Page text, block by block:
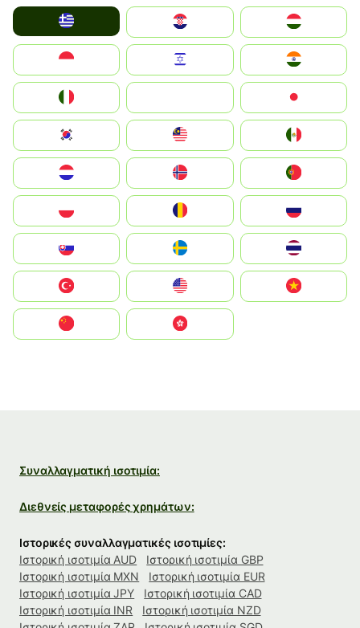
Magyarország
South Korea
United States
中國香港特別行政區
Συναλλαγματική ισοτιμία:
Διεθνείς μεταφορές χρημάτων:
Ιστορικές συναλλαγματικές ισοτιμίες:
Ιστορική ισοτιμία AUD
Ιστορική ισοτιμία GBP
Ιστορική ισοτιμία MXN
Ιστορική ισοτιμία EUR
Ιστορική ισοτιμία JPY
Ιστορική ισοτιμία CAD
Ιστορική ισοτιμία INR
Ιστορική ισοτιμία NZD